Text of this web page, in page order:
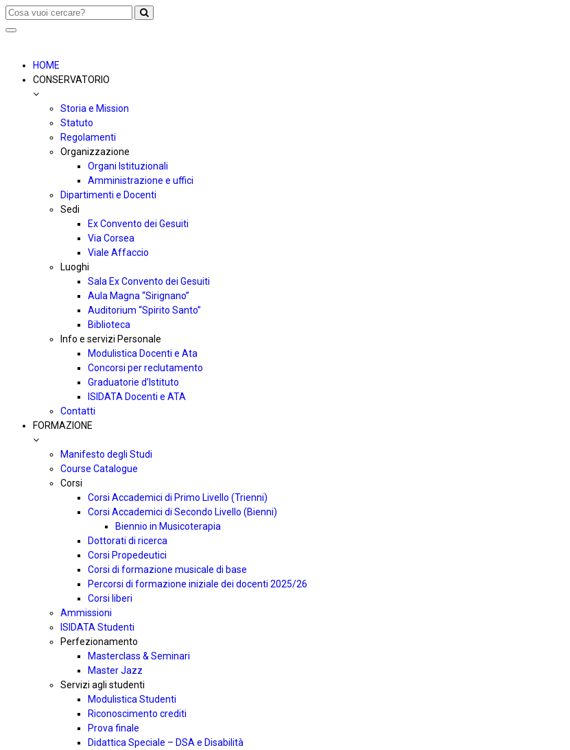
Toggle
HOME
CONSERVATORIO
Storia e Mission
Statuto
Regolamenti
Organizzazione
Organi Istituzionali
Amministrazione e uffici
Dipartimenti e Docenti
Sedi
Ex Convento dei Gesuiti
Via Corsea
Viale Affaccio
Luoghi
Sala Ex Convento dei Gesuiti
Aula Magna “Sirignano”
Auditorium “Spirito Santo”
Biblioteca
Info e servizi Personale
Modulistica Docenti e Ata
Concorsi per reclutamento
Graduatorie d’Istituto
ISIDATA Docenti e ATA
Contatti
FORMAZIONE
Manifesto degli Studi
Course Catalogue
Corsi
Corsi Accademici di Primo Livello (Trienni)
Corsi Accademici di Secondo Livello (Bienni)
Biennio in Musicoterapia
Dottorati di ricerca
Corsi Propedeutici
Corsi di formazione musicale di base
Percorsi di formazione iniziale dei docenti 2025/26
Corsi liberi
Ammissioni
ISIDATA Studenti
Perfezionamento
Masterclass & Seminari
Master Jazz
Servizi agli studenti
Modulistica Studenti
Riconoscimento crediti
Prova finale
Didattica Speciale – DSA e Disabilità